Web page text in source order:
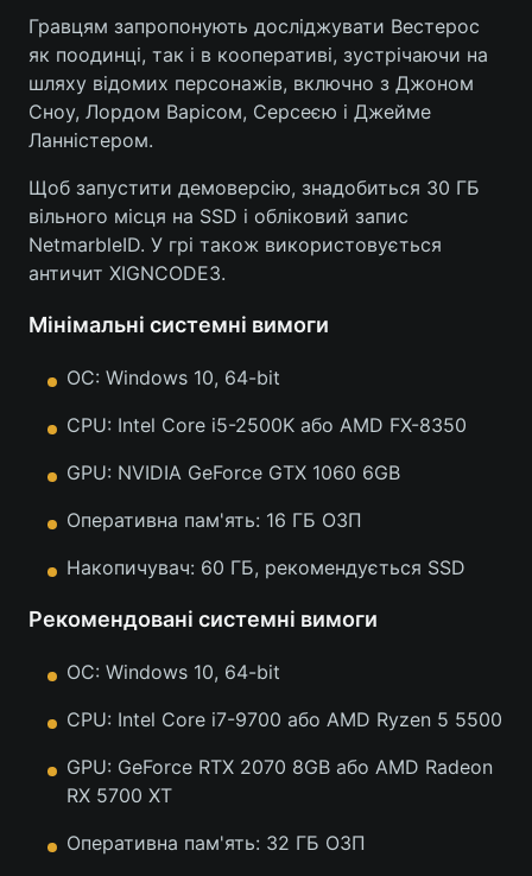
Україна Політика
Економіка Світ
Техно і зв'язок Лайт
Зброя
Здоров'я Туризм
Цікавинки
Екологія Регіони
Лонгріди
Послуги
Гравцям запропонують досліджувати Вестерос
як поодинці, так і в кооперативі, зустрічаючи на
шляху відомих персонажів, включно з Джоном
Сноу, Лордом Варісом, Серсеєю і Джейме
Ланністером.
Щоб запустити демоверсію, знадобиться 30 ГБ
вільного місця на SSD і обліковий запис
NetmarbleID. У грі також використовується
античит XIGNCODE3.
Мінімальні системні вимоги
ОС: Windows 10, 64-bit
CPU: Intel Core i5-2500K або AMD FX-8350
GPU: NVIDIA GeForce GTX 1060 6GB
Оперативна пам'ять: 16 ГБ ОЗП
Накопичувач: 60 ГБ, рекомендується SSD
Рекомендовані системні вимоги
ОС: Windows 10, 64-bit
CPU: Intel Core i7-9700 або AMD Ryzen 5 5500
GPU: GeForce RTX 2070 8GB або AMD Radeon
RX 5700 XT
Оперативна пам'ять: 32 ГБ ОЗП